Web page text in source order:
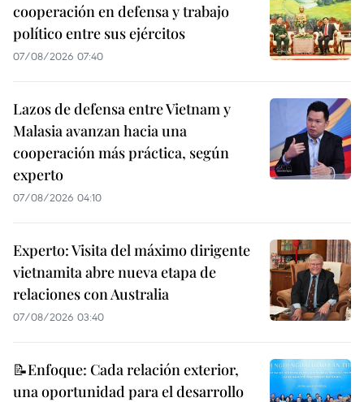
cooperación en defensa y trabajo
político entre sus ejércitos
07/08/2026 07:40
Lazos de defensa entre Vietnam y
Malasia avanzan hacia una
cooperación más práctica, según
experto
07/08/2026 04:10
Experto: Visita del máximo dirigente
vietnamita abre nueva etapa de
relaciones con Australia
07/08/2026 03:40
📝Enfoque: Cada relación exterior,
una oportunidad para el desarrollo